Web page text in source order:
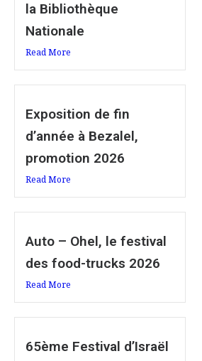
la Bibliothèque
Nationale
Read More
Exposition de fin
d’année à Bezalel,
promotion 2026
Read More
Auto – Ohel, le festival
des food-trucks 2026
Read More
65ème Festival d’Israël